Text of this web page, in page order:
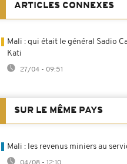
ARTICLES CONNEXES
Mali : qui était le général Sadio
Kati
27/04 - 09:51
SUR LE MÊME PAYS
Mali : les revenus miniers au